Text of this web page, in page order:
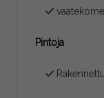
Pintoja